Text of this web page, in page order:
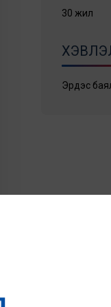
30 жил
Эрдэс